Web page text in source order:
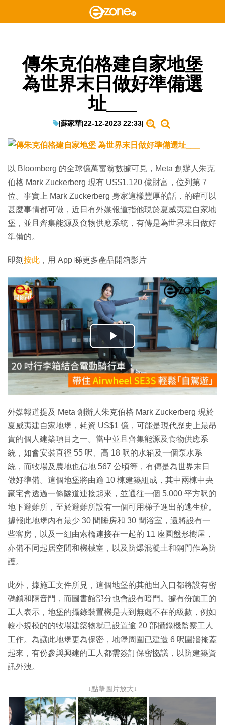
傳朱克伯格建自家地堡
為世界末日做好準備選
址___
|蘇家華|22-12-2023 22:33|
以 Bloomberg 的全球億萬富翁數據可見，Meta 創辦人朱克
伯格 Mark Zuckerberg 現有 US$1,120 億財富，位列第 7
位。事實上 Mark Zuckerberg 身家這樣豐厚的話，的確可以
甚麼事情都可做，近日有外媒報道指他現於夏威夷建自家地
堡，並且齊集能源及食物供應系統，有傳是為世界末日做好
準備的。
即刻 按此 ，用 App 睇更多產品開箱影片
播
放
影
片
外媒報道提及 Meta 創辦人朱克伯格 Mark Zuckerberg 現於
夏威夷建自家地堡，耗資 US$1 億，可能是現代歷史上最昂
貴的個人建築項目之一。當中並且齊集能源及食物供應系
統，如會安裝直徑 55 呎、高 18 呎的水箱及一個泵水系
統，而牧場及農地也佔地 567 公頃等，有傳是為世界末日
做好準備。這個地堡將由逾 10 棟建築組成，其中兩棟中央
豪宅會透過一條隧道連接起來，並通往一個 5,000 平方呎的
地下避難所，至於避難所設有一個可用梯子進出的逃生艙。
據報此地堡內有最少 30 間睡房和 30 間浴室，還將設有一
些客房，以及一組由索橋連接在一起的 11 座圓盤形樹屋，
亦備不同起居空間和機械室，以及防爆混凝土和鋼門作為防
護。
此外，據施工文件所見，這個地堡的其他出入口都將設有密
碼鎖和隔音門，而圖書館部分也會設有暗門。據有份施工的
工人表示，地堡的攝錄裝置機是去到無處不在的級數，例如
較小規模的的牧場建築物就已設置逾 20 部攝錄機監察工人
工作。為讓此地堡更為保密，地堡周圍已建造 6 呎圍牆掩蓋
起來，有份參與興建的工人都需簽訂保密協議，以防建築資
訊外洩。
↓點擊圖片放大↓